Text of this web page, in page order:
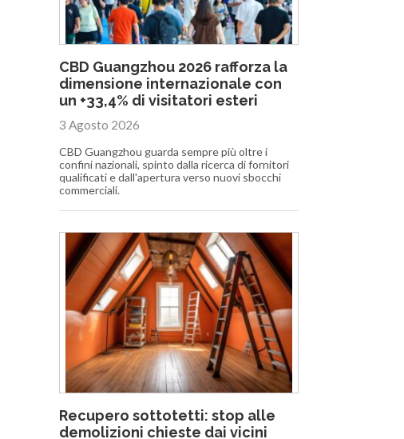
CBD Guangzhou 2026 rafforza la
dimensione internazionale con
un +33,4% di visitatori esteri
3 Agosto 2026
CBD Guangzhou guarda sempre più oltre i
confini nazionali, spinto dalla ricerca di fornitori
qualificati e dall'apertura verso nuovi sbocchi
commerciali.
Recupero sottotetti: stop alle
demolizioni chieste dai vicini